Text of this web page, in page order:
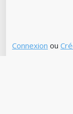
Connexion ou